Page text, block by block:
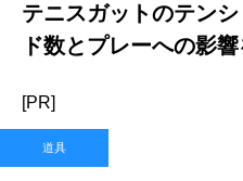
テニスガットのテン
ド数とプレーへの影
[PR]
道具